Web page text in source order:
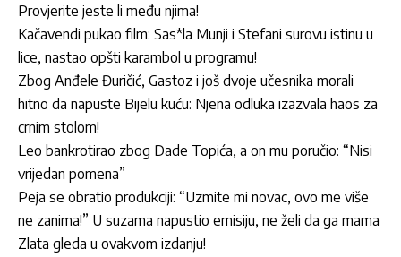
Provjerite jeste li među njima!
Kačavendi pukao film: Sas*la Munji i Stefani surovu istinu u
lice, nastao opšti karambol u programu!
Zbog Anđele Đuričić, Gastoz i još dvoje učesnika morali
hitno da napuste Bijelu kuću: Njena odluka izazvala haos za
crnim stolom!
Leo bankrotirao zbog Dade Topića, a on mu poručio: “Nisi
vrijedan pomena”
Peja se obratio produkciji: “Uzmite mi novac, ovo me više
ne zanima!” U suzama napustio emisiju, ne želi da ga mama
Zlata gleda u ovakvom izdanju!